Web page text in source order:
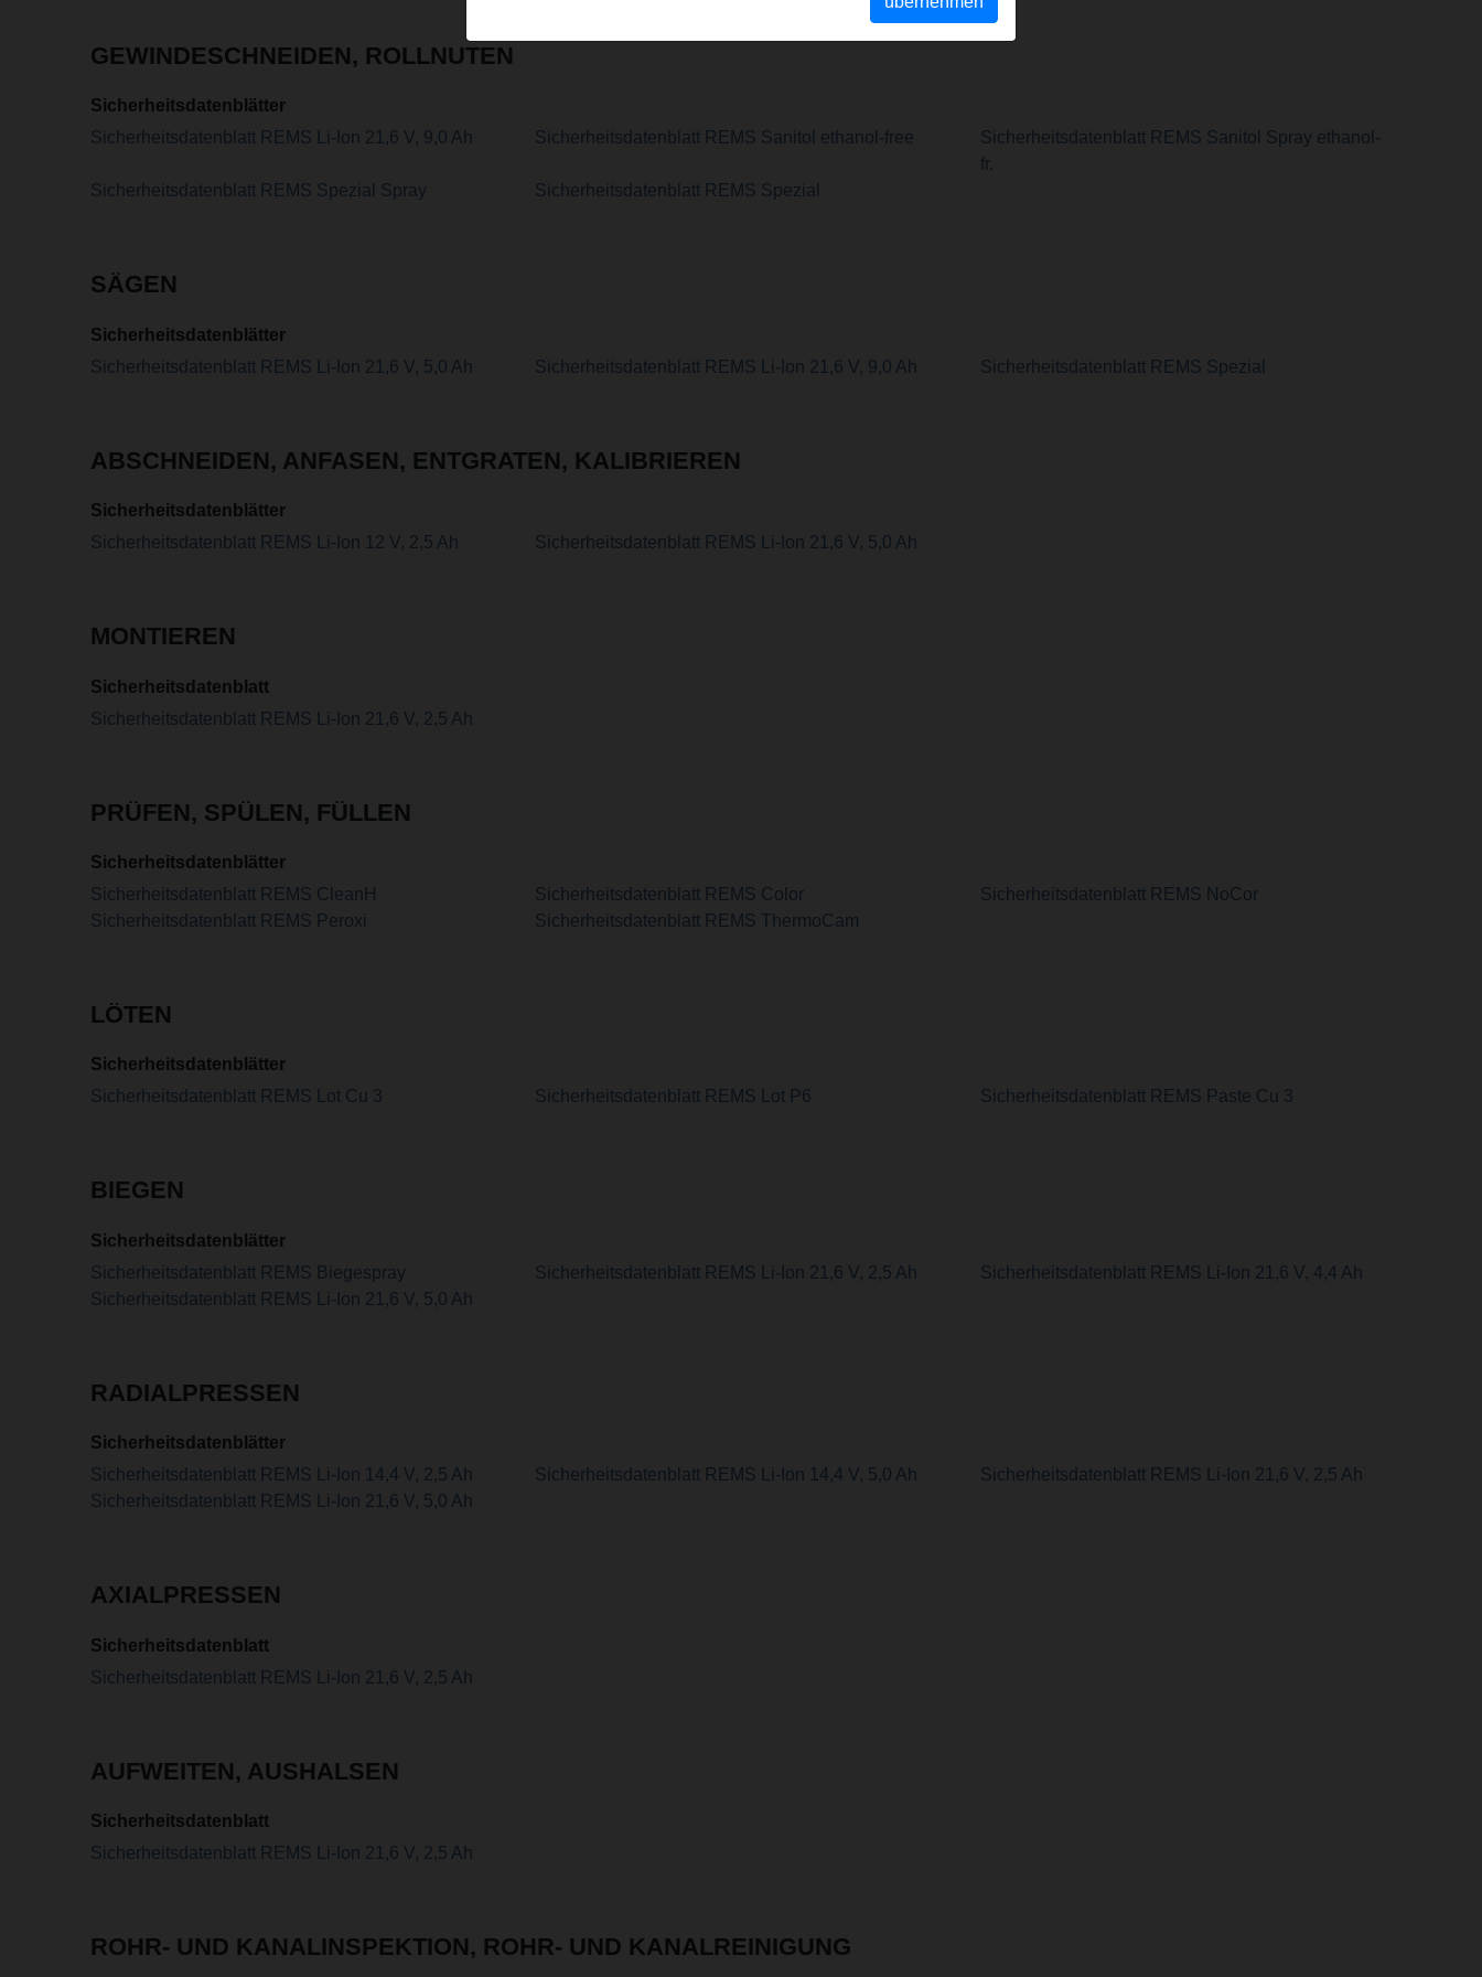
GEWINDESCHNEIDEN, ROLLNUTEN
Sicherheitsdatenblätter
Sicherheitsdatenblatt REMS Li-Ion 21,6 V, 9,0 Ah
Sicherheitsdatenblatt REMS Sanitol ethanol-free
Sicherheitsdatenblatt REMS Sanitol Spray ethanol-
fr.
Sicherheitsdatenblatt REMS Spezial Spray
Sicherheitsdatenblatt REMS Spezial
SÄGEN
Sicherheitsdatenblätter
Sicherheitsdatenblatt REMS Li-Ion 21,6 V, 5,0 Ah
Sicherheitsdatenblatt REMS Li-Ion 21,6 V, 9,0 Ah Sicherheitsdatenblatt REMS Spezial
ABSCHNEIDEN, ANFASEN, ENTGRATEN, KALIBRIEREN
Sicherheitsdatenblätter
Sicherheitsdatenblatt REMS Li-Ion 12 V, 2,5 Ah
Sicherheitsdatenblatt REMS Li-Ion 21,6 V, 5,0 Ah
MONTIEREN
Sicherheitsdatenblatt
Sicherheitsdatenblatt REMS Li-Ion 21,6 V, 2,5 Ah
PRÜFEN, SPÜLEN, FÜLLEN
Sicherheitsdatenblätter
Sicherheitsdatenblatt REMS CleanH
Sicherheitsdatenblatt REMS Color
Sicherheitsdatenblatt REMS NoCor
Sicherheitsdatenblatt REMS Peroxi
Sicherheitsdatenblatt REMS ThermoCam
LÖTEN
Sicherheitsdatenblätter
Sicherheitsdatenblatt REMS Lot Cu 3
Sicherheitsdatenblatt REMS Lot P6 Sicherheitsdatenblatt REMS Paste Cu 3
BIEGEN
Sicherheitsdatenblätter
Sicherheitsdatenblatt REMS Biegespray
Sicherheitsdatenblatt REMS Li-Ion 21,6 V, 2,5 Ah
Sicherheitsdatenblatt REMS Li-Ion 21,6 V, 4,4 Ah
Sicherheitsdatenblatt REMS Li-Ion 21,6 V, 5,0 Ah
RADIALPRESSEN
Sicherheitsdatenblätter
Sicherheitsdatenblatt REMS Li-Ion 14,4 V, 2,5 Ah
Sicherheitsdatenblatt REMS Li-Ion 14,4 V, 5,0 Ah
Sicherheitsdatenblatt REMS Li-Ion 21,6 V, 2,5 Ah
Sicherheitsdatenblatt REMS Li-Ion 21,6 V, 5,0 Ah
AXIALPRESSEN
Sicherheitsdatenblatt
Sicherheitsdatenblatt REMS Li-Ion 21,6 V, 2,5 Ah
AUFWEITEN, AUSHALSEN
Sicherheitsdatenblatt
Sicherheitsdatenblatt REMS Li-Ion 21,6 V, 2,5 Ah
ROHR- UND KANALINSPEKTION, ROHR- UND KANALREINIGUNG